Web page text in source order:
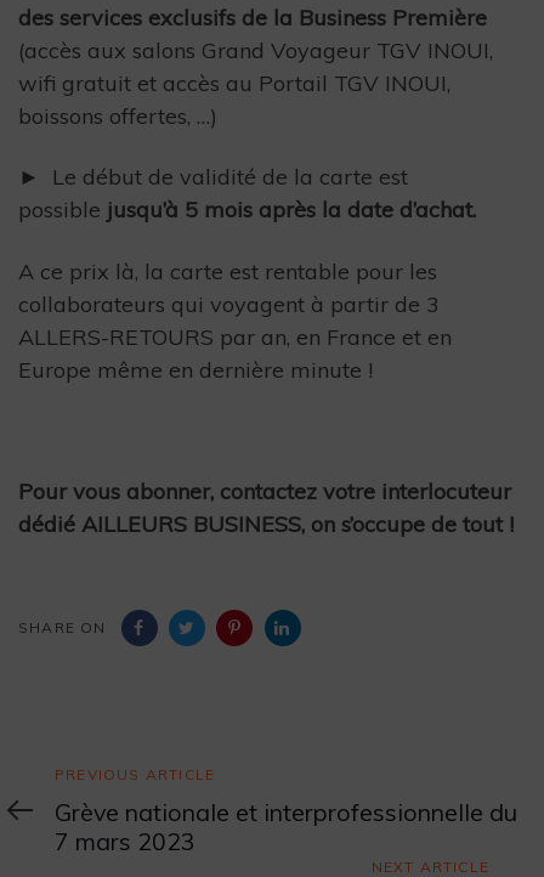
des services exclusifs de la Business Première
(accès aux salons Grand Voyageur TGV INOUI,
wifi gratuit et accès au Portail TGV INOUI,
boissons offertes, …)
► Le début de validité de la carte est
possible jusqu’à 5 mois après la date d’achat.
A ce prix là, la carte est rentable pour les
collaborateurs qui voyagent à partir de 3
ALLERS-RETOURS par an, en France et en
Europe même en dernière minute !
Pour vous abonner, contactez votre interlocuteur
dédié AILLEURS BUSINESS, on s’occupe de tout !
SHARE ON
Previous
Article
PREVIOUS ARTICLE
Grève nationale et interprofessionnelle du
7 mars 2023
NEXT ARTICLE